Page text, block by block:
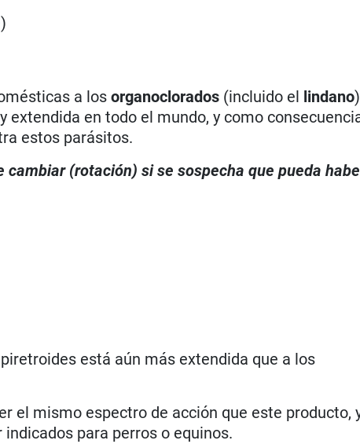
)
a losorganoclorados (incluido el lindano
extendida en todo el mundo, y como
estos parásitos.
(rotación) si se sospecha que pueda
está aún más extendida que a los
el mismo espectro de acción que este producto,
para perros o equinos.